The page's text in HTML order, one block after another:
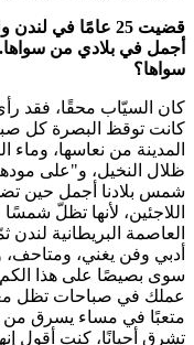
قضيت 25 عامًا في
أجمل في بلادي من
سواها؟
كان السيّاب محقًا، فقد
كانت توقظ البصرة كل
المدينة من نعاسها، وماء
ظلال النخيل، و"على
شمس بلادنا أجمل حين
اللاجئين، لأنها تظلّ
العاصمة البريطانية
أدبي وفن يغني، ومتاحف،
سوى بصيصًا على هذا الكم
عملك في صباحات تظل
متعبًا في مساء يسرق من
تشرق أحيانًا، كنت أقول